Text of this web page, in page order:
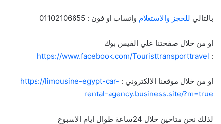
بالتالي للحجز والاستعلام واتساب او فون : 01102106655
او من خلال صفحتنا علي الفيس بوك
:
https://www.facebook.com/Touristtransporttravel
او من خلال موقعنا الالكتروني : https://limousine-egypt-car-
rental-agency.business.site/?m=true
لذلك نحن متاحين خلال 24ساعة طوال ايام الاسبوع